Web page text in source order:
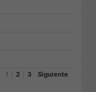
1 2 3 Siguiente